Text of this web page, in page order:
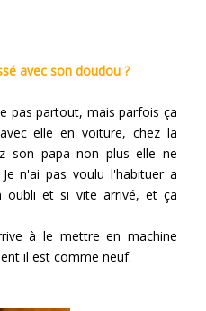
avec son doudou ?
pas partout, mais parfois ça
elle en voiture, chez la
son papa non plus elle ne
n'ai pas voulu l'habituer a
et si vite arrivé, et ça
à le mettre en machine
il est comme neuf.